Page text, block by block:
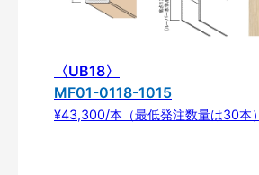
〈UB18〉
MF01-0118-1015
¥43,300/本（最低発注数量は30本）